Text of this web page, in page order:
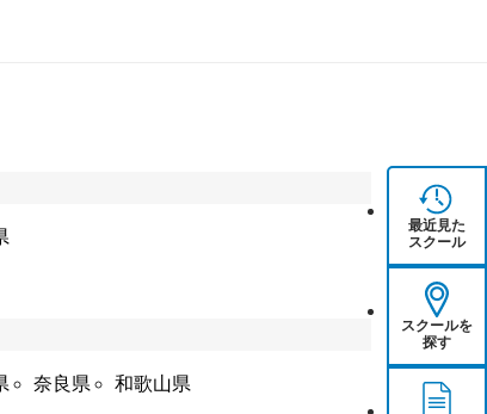
最近見た
スクール
スクールを
探す
奈良県 和歌山県